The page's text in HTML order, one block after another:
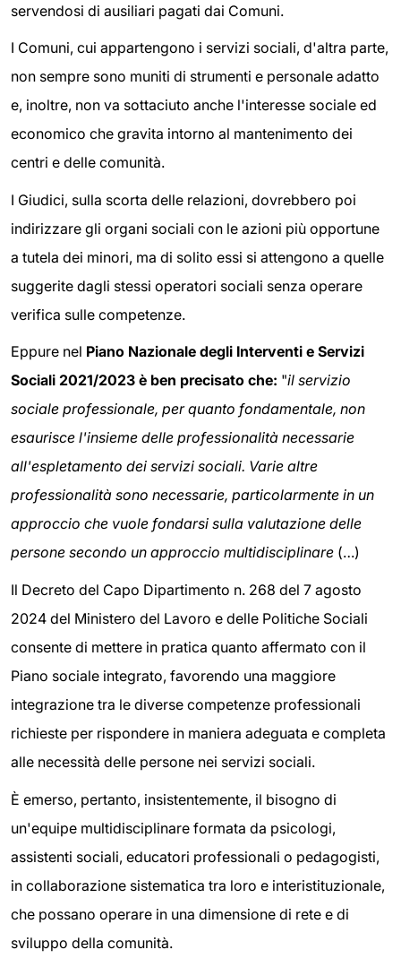
servendosi di ausiliari pagati dai Comuni.
I Comuni, cui appartengono i servizi sociali, d'altra parte,
non sempre sono muniti di strumenti e personale adatto
e, inoltre, non va sottaciuto anche l'interesse sociale ed
economico che gravita intorno al mantenimento dei
centri e delle comunità.
I Giudici, sulla scorta delle relazioni, dovrebbero poi
indirizzare gli organi sociali con le azioni più opportune
a tutela dei minori, ma di solito essi si attengono a quelle
suggerite dagli stessi operatori sociali senza operare
verifica sulle competenze.
Eppure nel Piano Nazionale degli Interventi e Servizi
Sociali 2021/2023 è ben precisato che: "il servizio
sociale professionale, per quanto fondamentale, non
esaurisce l'insieme delle professionalità necessarie
all'espletamento dei servizi sociali. Varie altre
professionalità sono necessarie, particolarmente in un
approccio che vuole fondarsi sulla valutazione delle
persone secondo un approccio multidisciplinare (…)
Il Decreto del Capo Dipartimento n. 268 del 7 agosto
2024 del Ministero del Lavoro e delle Politiche Sociali
consente di mettere in pratica quanto affermato con il
Piano sociale integrato, favorendo una maggiore
integrazione tra le diverse competenze professionali
richieste per rispondere in maniera adeguata e completa
alle necessità delle persone nei servizi sociali.
È emerso, pertanto, insistentemente, il bisogno di
un'equipe multidisciplinare formata da psicologi,
assistenti sociali, educatori professionali o pedagogisti,
in collaborazione sistematica tra loro e interistituzionale,
che possano operare in una dimensione di rete e di
sviluppo della comunità.